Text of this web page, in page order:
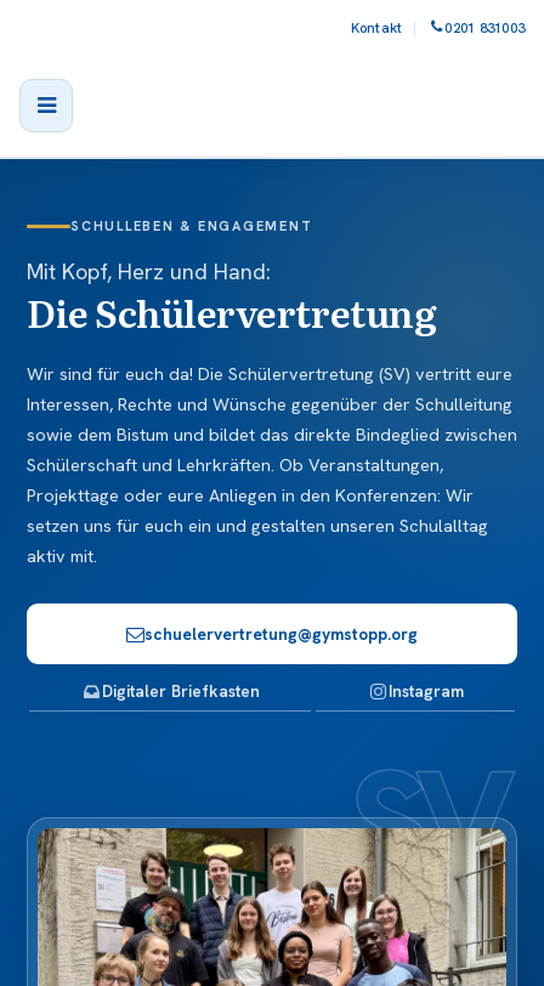
Kontakt | 0201 831003
SCHULLEBEN & ENGAGEMENT
Mit Kopf, Herz und Hand:
Die Schüler­vertretung
Wir sind für euch da! Die Schülervertretung (SV) vertritt eure
Interessen, Rechte und Wünsche gegenüber der Schulleitung
sowie dem Bistum und bildet das direkte Bindeglied zwischen
Schülerschaft und Lehrkräften. Ob Veranstaltungen,
Projekttage oder eure Anliegen in den Konferenzen: Wir
setzen uns für euch ein und gestalten unseren Schulalltag
aktiv mit.
schuelervertretung@gymstopp.org
Digitaler Briefkasten Instagram
SV